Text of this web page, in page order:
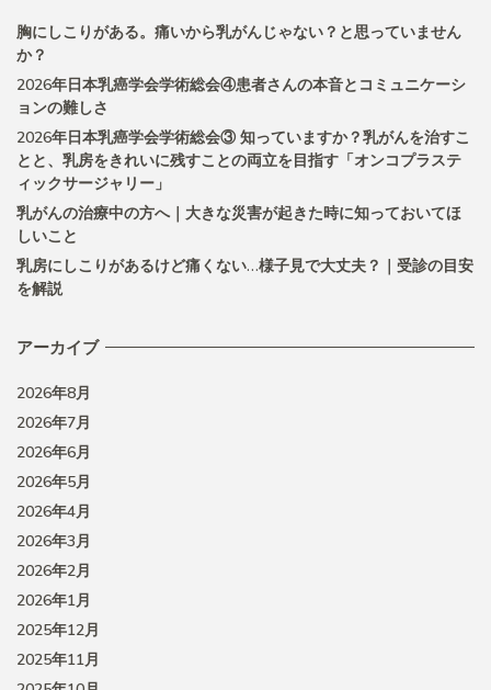
胸にしこりがある。痛いから乳がんじゃない？と思っていません
か？
2026年日本乳癌学会学術総会④患者さんの本音とコミュニケーシ
ョンの難しさ
2026年日本乳癌学会学術総会③ 知っていますか？乳がんを治すこ
とと、乳房をきれいに残すことの両立を目指す「オンコプラステ
ィックサージャリー」
乳がんの治療中の方へ｜大きな災害が起きた時に知っておいてほ
しいこと
乳房にしこりがあるけど痛くない…様子見で大丈夫？｜受診の目安
を解説
アーカイブ
2026年8月
2026年7月
2026年6月
2026年5月
2026年4月
2026年3月
2026年2月
2026年1月
2025年12月
2025年11月